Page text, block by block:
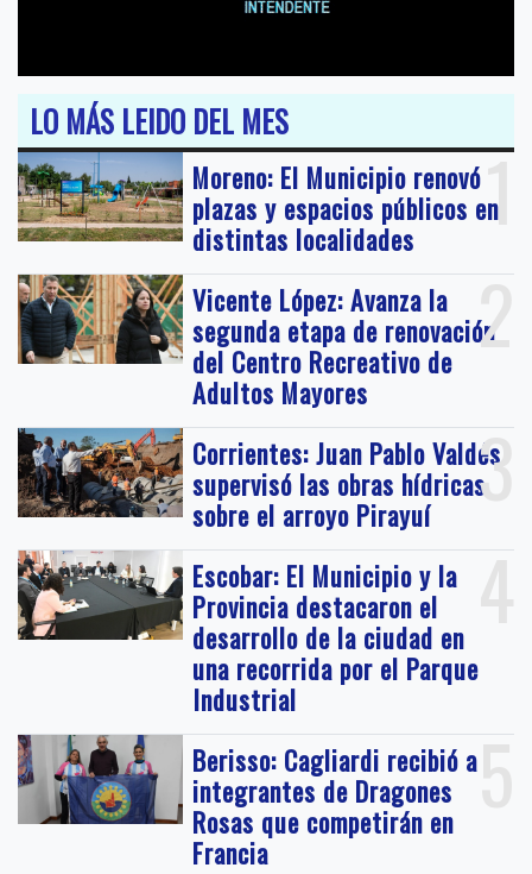
LO MÁS LEIDO DEL MES
1
Moreno: El Municipio renovó
plazas y espacios públicos en
distintas localidades
2
Vicente López: Avanza la
segunda etapa de renovación
del Centro Recreativo de
Adultos Mayores
3
Corrientes: Juan Pablo Valdés
supervisó las obras hídricas
sobre el arroyo Pirayuí
4
Escobar: El Municipio y la
Provincia destacaron el
desarrollo de la ciudad en
una recorrida por el Parque
Industrial
5
Berisso: Cagliardi recibió a
integrantes de Dragones
Rosas que competirán en
Francia